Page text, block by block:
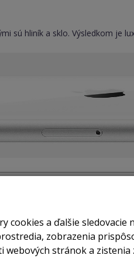
sú hliník a sklo. Výsledkom je
nielen pôsobivý vizuálny
cookies a ďalšie sledovacie
zobrazenia
webových stránok a zistenia